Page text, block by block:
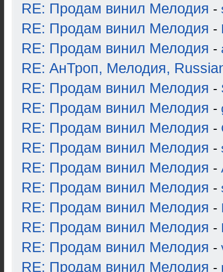
RE: Продам винил Мелодия -
RE: Продам винил Мелодия -
RE: Продам винил Мелодия -
RE: АнТроп, Мелодия,
RE: Продам винил Мелодия -
RE: Продам винил Мелодия -
RE: Продам винил Мелодия -
RE: Продам винил Мелодия -
RE: Продам винил Мелодия -
RE: Продам винил Мелодия -
RE: Продам винил Мелодия -
RE: Продам винил Мелодия -
RE: Продам винил Мелодия -
RE: Продам винил Мелодия -